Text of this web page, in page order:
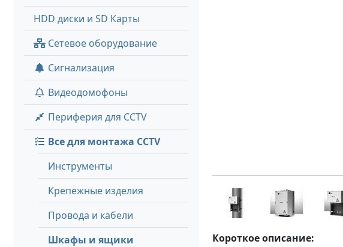
HDD диски и SD Карты
Сетевое оборудование
Сигнализация
Видеодомофоны
Периферия для CCTV
Все для монтажа CCTV
Инструменты
Крепежные изделия
Провода и кабели
Шкафы и ящики
Короткое описание: